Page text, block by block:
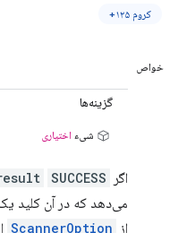
کروم ۱۲۵+
خواص
گزینه‌ها
شیء اختیاری
اگر SUCCESS
می‌دهد که در آن کلید
از ScannerOption